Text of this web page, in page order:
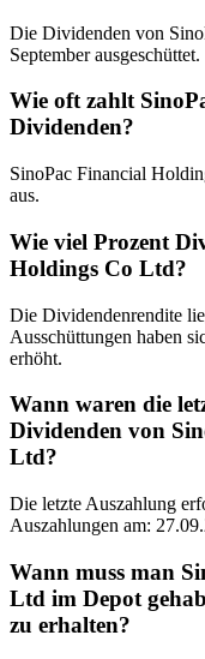
Die Dividenden von
September ausgeschüttet.
Wie oft zahlt
Dividenden?
SinoPac Financial
aus.
Wie viel Prozent
Holdings Co Ltd?
Die Dividendenrendite
Ausschüttungen haben
erhöht.
Wann waren die
Dividenden von
Ltd?
Die letzte Auszahlung
Auszahlungen am:
Wann muss man
Ltd im Depot
zu erhalten?